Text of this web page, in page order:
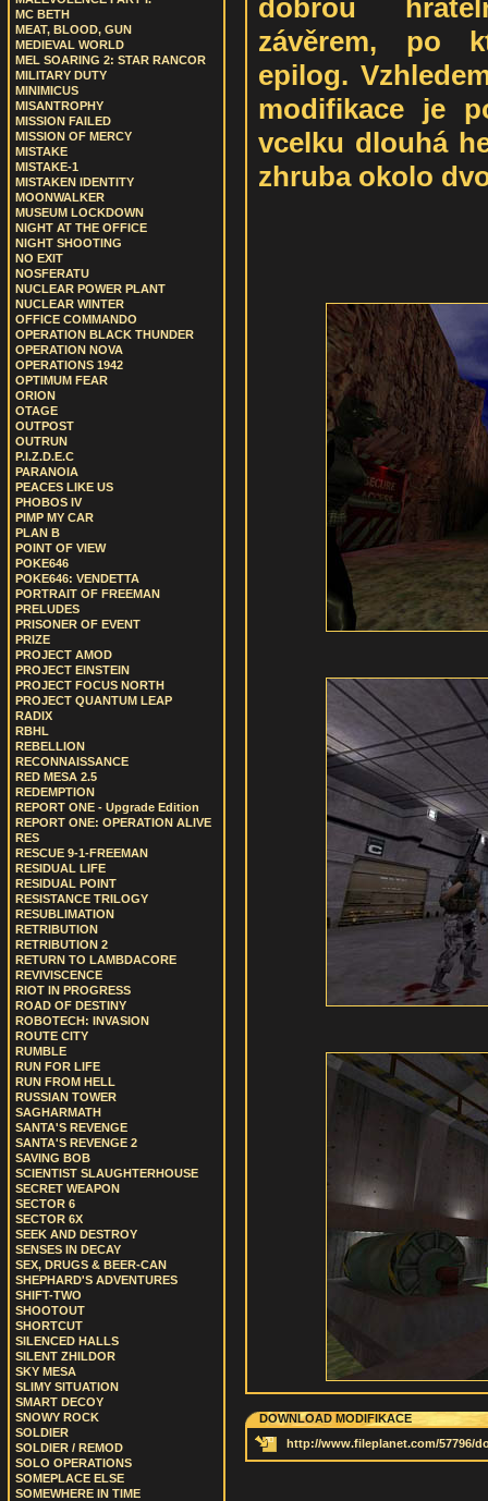
MC BETH
MEAT, BLOOD, GUN
MEDIEVAL WORLD
MEL SOARING 2: STAR RANCOR
MILITARY DUTY
MINIMICUS
MISANTROPHY
MISSION FAILED
MISSION OF MERCY
MISTAKE
MISTAKE-1
MISTAKEN IDENTITY
MOONWALKER
MUSEUM LOCKDOWN
NIGHT AT THE OFFICE
NIGHT SHOOTING
NO EXIT
NOSFERATU
NUCLEAR POWER PLANT
NUCLEAR WINTER
OFFICE COMMANDO
OPERATION BLACK THUNDER
OPERATION NOVA
OPERATIONS 1942
OPTIMUM FEAR
ORION
OTAGE
OUTPOST
OUTRUN
P.I.Z.D.E.C
PARANOIA
PEACES LIKE US
PHOBOS IV
PIMP MY CAR
PLAN B
POINT OF VIEW
POKE646
POKE646: VENDETTA
PORTRAIT OF FREEMAN
PRELUDES
PRISONER OF EVENT
PRIZE
PROJECT AMOD
PROJECT EINSTEIN
PROJECT FOCUS NORTH
PROJECT QUANTUM LEAP
RADIX
RBHL
REBELLION
RECONNAISSANCE
RED MESA 2.5
REDEMPTION
REPORT ONE - Upgrade Edition
REPORT ONE: OPERATION ALIVE
RES
RESCUE 9-1-FREEMAN
RESIDUAL LIFE
RESIDUAL POINT
RESISTANCE TRILOGY
RESUBLIMATION
RETRIBUTION
RETRIBUTION 2
RETURN TO LAMBDACORE
REVIVISCENCE
RIOT IN PROGRESS
ROAD OF DESTINY
ROBOTECH: INVASION
ROUTE CITY
RUMBLE
RUN FOR LIFE
RUN FROM HELL
RUSSIAN TOWER
SAGHARMATH
SANTA'S REVENGE
SANTA'S REVENGE 2
SAVING BOB
SCIENTIST SLAUGHTERHOUSE
SECRET WEAPON
SECTOR 6
SECTOR 6X
SEEK AND DESTROY
SENSES IN DECAY
SEX, DRUGS & BEER-CAN
SHEPHARD'S ADVENTURES
SHIFT-TWO
SHOOTOUT
SHORTCUT
SILENCED HALLS
SILENT ZHILDOR
SKY MESA
SLIMY SITUATION
SMART DECOY
SNOWY ROCK
SOLDIER
SOLDIER / REMOD
SOLO OPERATIONS
SOMEPLACE ELSE
SOMEWHERE IN TIME
dobrou
závěrem, po
epilog.
modifikace je
vcelku dlouhá
zhruba okolo
DOWNLOAD MODIFIKACE
http://www.fileplanet.com/57796/